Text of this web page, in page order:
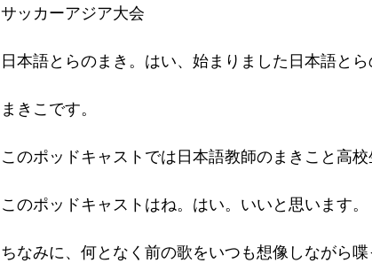
サッカーアジア大会
日本語とらのまき。はい、始まりました日本語とら
まきこです。
このポッドキャストでは日本語教師のまきこと高
このポッドキャストはね。はい。いいと思います。
ちなみに、何となく前の歌をいつも想像しながら